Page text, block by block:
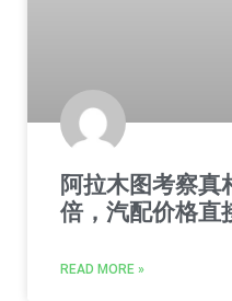
阿拉木图考察
倍，汽配价格直
READ MORE »